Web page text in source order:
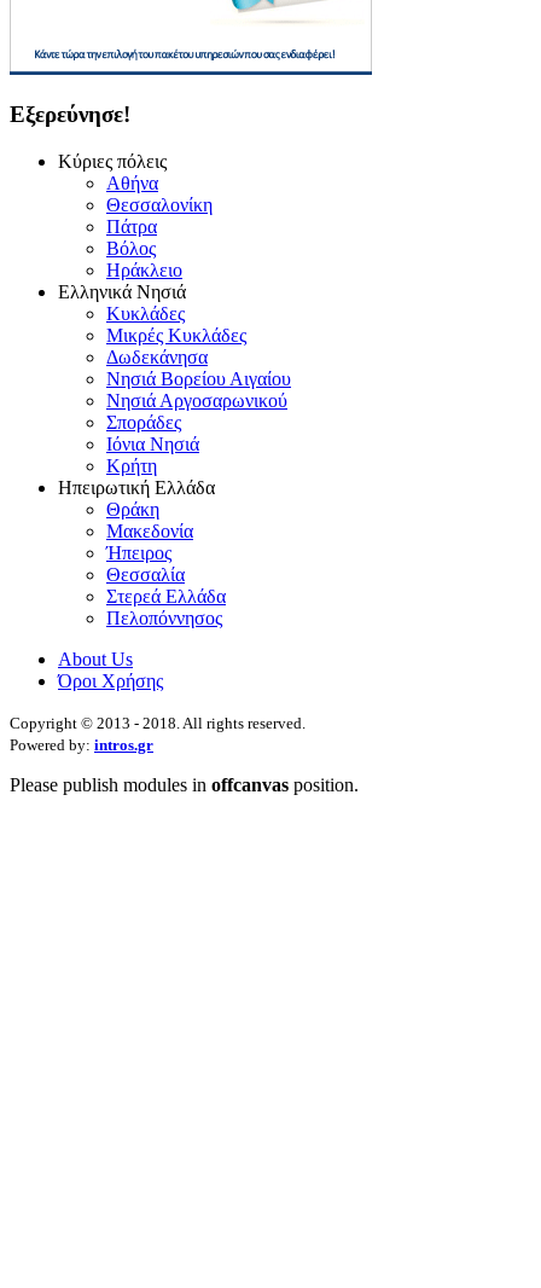
Εξερεύνησε!
Κύριες πόλεις
Αθήνα
Θεσσαλονίκη
Πάτρα
Βόλος
Ηράκλειο
Ελληνικά Νησιά
Κυκλάδες
Μικρές Κυκλάδες
Δωδεκάνησα
Νησιά Βορείου Αιγαίου
Νησιά Αργοσαρωνικού
Σποράδες
Ιόνια Νησιά
Κρήτη
Ηπειρωτική Ελλάδα
Θράκη
Μακεδονία
Ήπειρος
Θεσσαλία
Στερεά Ελλάδα
Πελοπόννησος
About Us
Όροι Χρήσης
Copyright © 2013 - 2018. All rights reserved.
Powered by: intros.gr
Please publish modules in offcanvas position.